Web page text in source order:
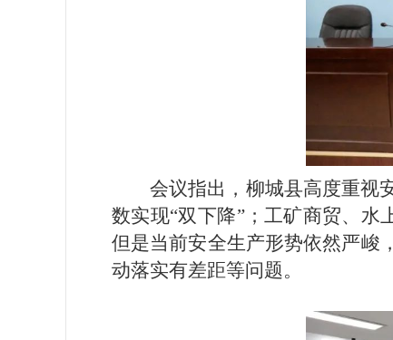
会议指出，柳城县高度重视
数实现“双下降”；工矿商贸、水
但是当前安全生产形势依然严峻
动落实有差距等问题。